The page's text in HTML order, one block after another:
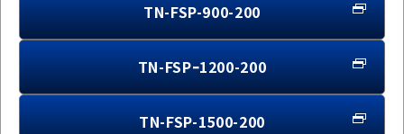
TN-FSP-900-200
TN-FSPｰ1200-200
TN-FSP-1500-200